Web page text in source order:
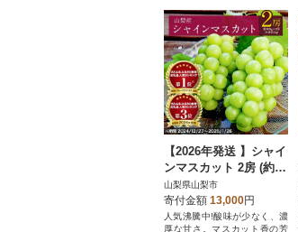
【2026年発送 】シャイ
ンマスカット 2房 (約1k
g) 山梨県産フルーツ 人
気のぶどう
山梨県山梨市
寄付金額 13,000円
人気沸騰中!酸味が少なく、濃
厚な甘さ。マスカット香の芳